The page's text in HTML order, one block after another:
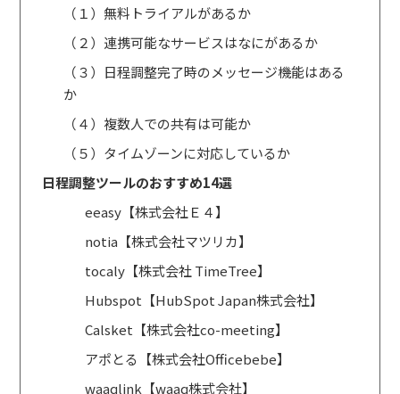
（１）無料トライアルがあるか
（２）連携可能なサービスはなにがあるか
（３）日程調整完了時のメッセージ機能はある
か
（４）複数人での共有は可能か
（５）タイムゾーンに対応しているか
日程調整ツールのおすすめ14選
eeasy【株式会社Ｅ４】
notia【株式会社マツリカ】
tocaly【株式会社 TimeTree】
Hubspot【HubSpot Japan株式会社】
Calsket【株式会社co-meeting】
アポとる【株式会社Officebebe】
waaqlink【waaq株式会社】